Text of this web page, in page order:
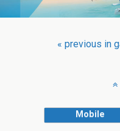
« previous in
Mobile